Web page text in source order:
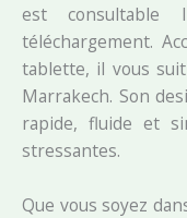
est consultable
téléchargement.
tablette, il vous
Marrakech. Son
rapide, fluide et
stressantes.
Que vous soyez